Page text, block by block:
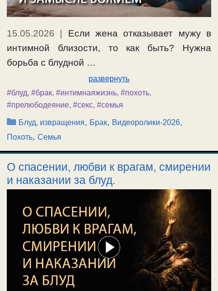
15.05.2026 | Если жена отказывает мужу в
интимной близости, то как быть? Нужна
борьба с блудной …
развернуть
#блуд, #брак, #интимнаяжизнь, #похоть,
#прелюбодеяние, #секс, #семья
Рубрики
Блуд, извращения, Брак, Видеоролики-2026,
Похоть, Семья
О спасении, любви к врагам, смирении
и наказании за блуд.